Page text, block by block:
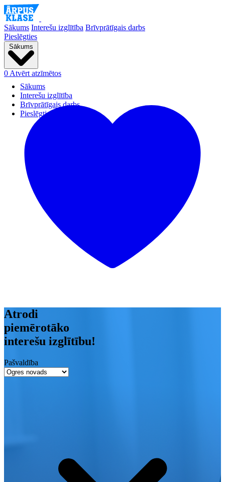
Sākums Interešu izglītība Brīvprātīgais darbs
Pieslēgties
Sākums
Sākums
Interešu izglītība
Brīvprātīgais darbs
Pieslēgties
0 Atvērt atzīmētos
Atrodi
piemērotāko
interešu izglītību!
Pašvaldība